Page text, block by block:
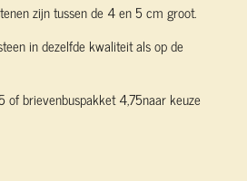
zijn tussen de 4 en 5 cm groot.
in dezelfde kwaliteit als op de
of brievenbuspakket 4,75naar keuze